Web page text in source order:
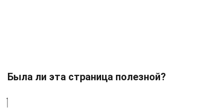
Была ли эта страница полезной?